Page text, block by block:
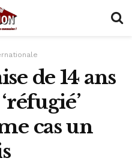
de 14 ans
cas un